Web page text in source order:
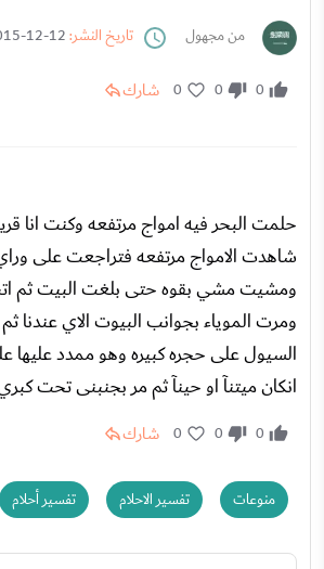
من مجهول تاريخ النشر:
0
0
0 شارك
حلمت البحر فيه امواج مرتفعه وكنت انا
شاهدت الامواج مرتفعه فتراجعت على
ومشيت مشي بقوه حتى بلغت البيت ثم اتت
ومرت الموياء بجوانب البيوت الاي عندنا
السيول على حجره كبيره وهو ممدد عليها
انكان ميتنآ او حينآ ثم مر بجنبنى تحت
0
0
0 شارك
منوعات تفسير الاحلام تفسير أحلام